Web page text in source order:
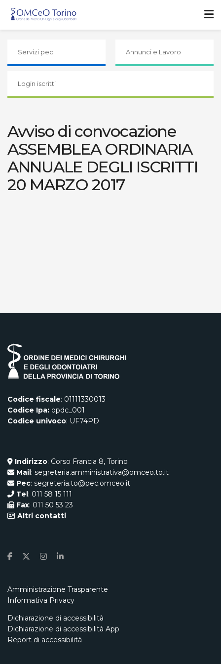
Servizi pec Annunci e Lavoro
Login iscritti
Avviso di convocazione
ASSEMBLEA ORDINARIA
ANNUALE DEGLI ISCRITTI
20 MARZO 2017
Codice fiscale: 01111330013
Codice Ipa: opdc_001
Codice univoco: UF74PD
Indirizzo: Corso Francia 8, Torino
Mail: segreteria.amministrativa@omceo.to.it
Pec: segreteria.to@pec.omceo.it
Tel: 011 58 15 111
Fax: 011 50 53 23
Altri contatti
Amministrazione Trasparente
Informativa Privacy
Dichiarazione di accessibilità
Dichiarazione di accessibilità App
Report di accessibilità